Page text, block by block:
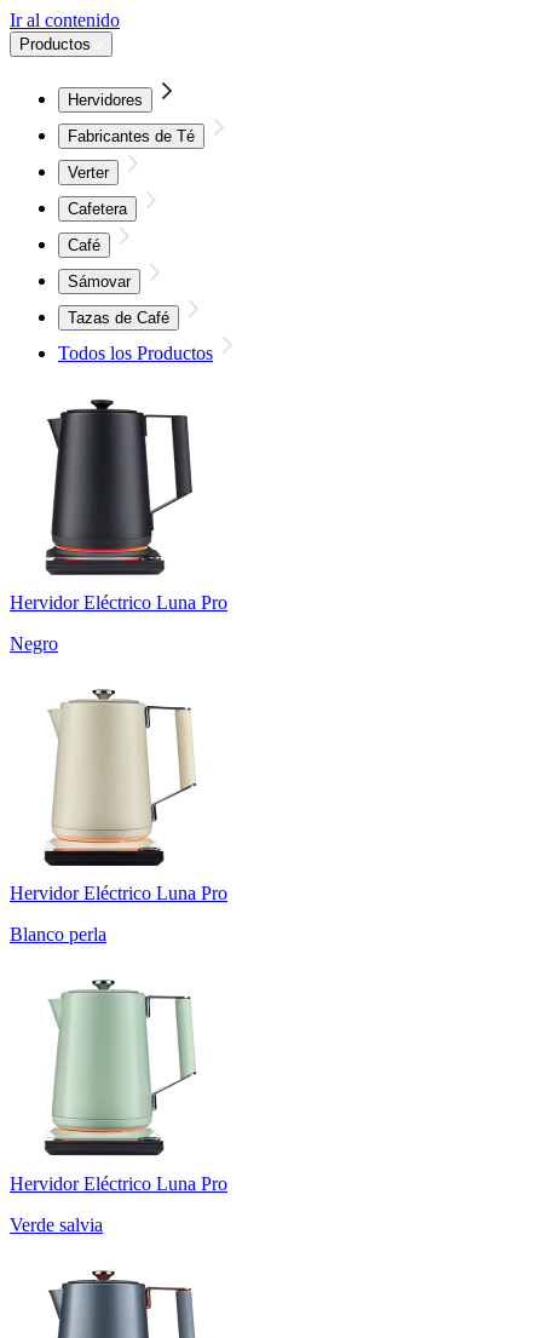
Ir al contenido
Productos
Hervidores
Fabricantes de Té
Verter
Cafetera
Café
Sámovar
Tazas de Café
Todos los Productos
Hervidor Eléctrico Luna Pro
Negro
Hervidor Eléctrico Luna Pro
Blanco perla
Hervidor Eléctrico Luna Pro
Verde salvia